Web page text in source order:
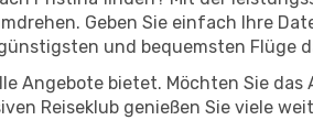
Geben Sie einfach Ihre
und bequemsten Flüge
Angebote bietet. Möchten Sie
Reiseklub genießen Sie viele